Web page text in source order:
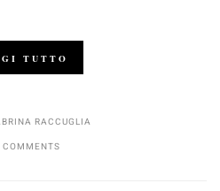
TUTTO
RACCUGLIA
COMMENTS